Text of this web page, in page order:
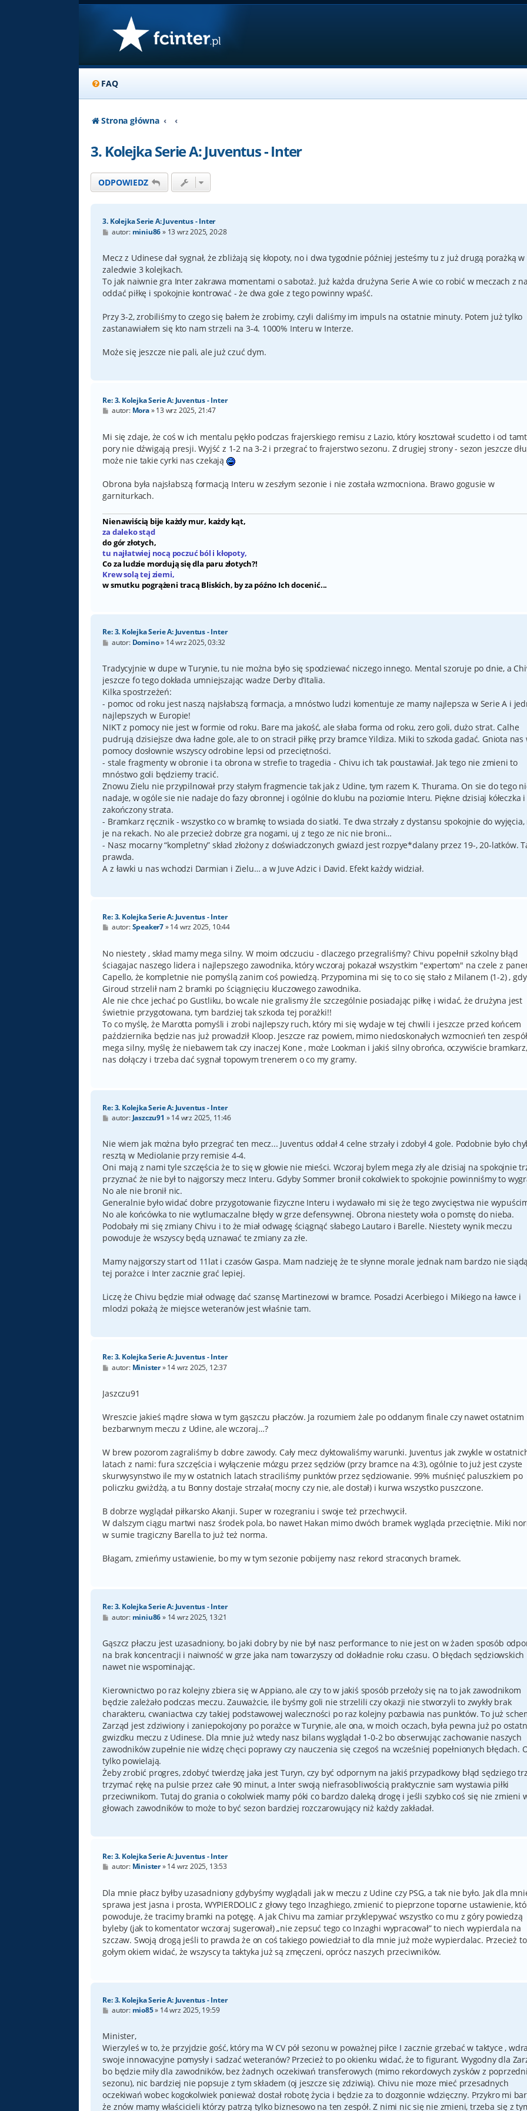
FAQ
Strona główna
3. Kolejka Serie A: Juventus - Inter
ODPOWIEDZ
3. Kolejka Serie A: Juventus - Inter
P
t
autor: miniu86» 13 wrz 2025, 20:28
Mecz z Udinese dał sygnał, że zbliżają się kłopoty, no i dwa tygodnie później jesteśmy tu z już drugą porażką w
zaledwie 3 kolejkach.
To jak naiwnie gra Inter zakrawa momentami o sabotaż. Już każda drużyna Serie A wie co robić w meczach z
oddać piłkę i spokojnie kontrować - że dwa gole z tego powinny wpaść.
Przy 3-2, zrobiliśmy to czego się bałem że zrobimy, czyli daliśmy im impuls na ostatnie minuty. Potem już tylko
zastanawiałem się kto nam strzeli na 3-4. 1000% Interu w Interze.
Może się jeszcze nie pali, ale już czuć dym.
Re: 3. Kolejka Serie A: Juventus - Inter
P
t
autor: Mora»13 wrz 2025, 21:47
Mi się zdaje, że coś w ich mentalu pękło podczas frajerskiego remisu z Lazio, który kosztował scudetto i od
pory nie dźwigają presji. Wyjść z 1-2 na 3-2 i przegrać to frajerstwo sezonu. Z drugiej strony - sezon jeszcze
może nie takie cyrki nas czekają
Obrona była najsłabszą formacją Interu w zeszłym sezonie i nie została wzmocniona. Brawo gogusie w
garniturkach.
Nienawiścią bije każdy mur, każdy kąt,
za daleko stąd
do gór złotych,
tu najłatwiej nocą poczuć ból i kłopoty,
Co za ludzie mordują się dla paru złotych?!
Krew solą tej ziemi,
w smutku pogrążeni tracą Bliskich, by za późno Ich docenić...
Re: 3. Kolejka Serie A: Juventus - Inter
P
t
autor: Domino» 14 wrz 2025, 03:32
Tradycyjnie w dupe w Turynie, tu nie można było się spodziewać niczego innego. Mental szoruje po dnie, a
jeszcze fo tego dokłada umniejszając wadze Derby d’Italia.
Kilka spostrzeżeń:
- pomoc od roku jest naszą najsłabszą formacja, a mnóstwo ludzi komentuje ze mamy najlepsza w Serie A i
najlepszych w Europie!
NIKT z pomocy nie jest w formie od roku. Bare ma jakość, ale słaba forma od roku, zero goli, dużo strat. Calhe
pudrują dzisiejsze dwa ładne gole, ale to on stracił piłkę przy bramce Yildiza. Miki to szkoda gadać. Gniota nas
pomocy dosłownie wszyscy odrobine lepsi od przeciętności.
- stale fragmenty w obronie i ta obrona w strefie to tragedia - Chivu ich tak poustawiał. Jak tego nie zmieni to
mnóstwo goli będziemy tracić.
Znowu Zielu nie przypilnował przy stałym fragmencie tak jak z Udine, tym razem K. Thurama. On sie do tego
nadaje, w ogóle sie nie nadaje do fazy obronnej i ogólnie do klubu na poziomie Interu. Piękne dzisiaj kółeczka
zakończony strata.
- Bramkarz ręcznik - wszystko co w bramkę to wsiada do siatki. Te dwa strzały z dystansu spokojnie do
je na rekach. No ale przecież dobrze gra nogami, uj z tego ze nic nie broni…
- Nasz mocarny “kompletny” skład złożony z doświadczonych gwiazd jest rozpye*dalany przez 19-, 20-latków.
prawda.
A z ławki u nas wchodzi Darmian i Zielu… a w Juve Adzic i David. Efekt każdy widział.
Re: 3. Kolejka Serie A: Juventus - Inter
P
t
autor:Speaker7»14 wrz 2025, 10:44
No niestety , skład mamy mega silny. W moim odczuciu - dlaczego przegraliśmy? Chivu popełnił szkolny błąd
ściagajac naszego lidera i najlepszego zawodnika, który wczoraj pokazał wszystkim "expertom" na czele z
Capello, że kompletnie nie pomyślą zanim coś powiedzą. Przypomina mi się to co się stało z Milanem (1-2) , gdy
Giroud strzelił nam 2 bramki po ściągnięciu kluczowego zawodnika.
Ale nie chce jechać po Gustliku, bo wcale nie gralismy źle szczególnie posiadając piłkę i widać, że drużyna jest
świetnie przygotowana, tym bardziej tak szkoda tej porażki!!
To co myślę, że Marotta pomyśli i zrobi najlepszy ruch, który mi się wydaje w tej chwili i jeszcze przed końcem
października będzie nas już prowadził Kloop. Jeszcze raz powiem, mimo niedoskonałych wzmocnień ten
mega silny, myślę że niebawem tak czy inaczej Kone , może Lookman i jakiś silny obrońca, oczywiście
nas dołączy i trzeba dać sygnał topowym trenerem o co my gramy.
Re: 3. Kolejka Serie A: Juventus - Inter
P
t
autor: Jaszczu91 »14 wrz 2025, 11:46
Nie wiem jak można było przegrać ten mecz... Juventus oddał 4 celne strzały i zdobył 4 gole. Podobnie było
resztą w Mediolanie przy remisie 4-4.
Oni mają z nami tyle szczęścia że to się w głowie nie mieści. Wczoraj bylem mega zły ale dzisiaj na spokojnie
przyznać że nie był to najgorszy mecz Interu. Gdyby Sommer bronił cokolwiek to spokojnie powinniśmy to
No ale nie bronił nic.
Generalnie było widać dobre przygotowanie fizyczne Interu i wydawało mi się że tego zwycięstwa nie
No ale końcówka to nie wytlumaczalne błędy w grze defensywnej. Obrona niestety woła o pomstę do nieba.
Podobały mi się zmiany Chivu i to że miał odwagę ściągnąć słabego Lautaro i Barelle. Niestety wynik meczu
powoduje że wszyscy będą uznawać te zmiany za złe.
Mamy najgorszy start od 11lat i czasów Gaspa. Mam nadzieję że te słynne morale jednak nam bardzo nie
tej porażce i Inter zacznie grać lepiej.
Liczę że Chivu będzie miał odwagę dać szansę Martinezowi w bramce. Posadzi Acerbiego i Mikiego na ławce i
mlodzi pokażą że miejsce weteranów jest właśnie tam.
Re: 3. Kolejka Serie A: Juventus - Inter
P
t
autor: Minister»14 wrz 2025, 12:37
Jaszczu91
Wreszcie jakieś mądre słowa w tym gąszczu płaczów. Ja rozumiem żale po oddanym finale czy nawet ostatnim
bezbarwnym meczu z Udine, ale wczoraj…?
W brew pozorom zagraliśmy b dobre zawody. Cały mecz dyktowaliśmy warunki. Juventus jak zwykle w
latach z nami: fura szczęścia i wyłączenie mózgu przez sędziów (przy bramce na 4:3), ogólnie to już jest czyste
skurwysynstwo ile my w ostatnich latach straciliśmy punktów przez sędziowanie. 99% muśnięć paluszkiem po
policzku gwiżdżą, a tu Bonny dostaje strzała( mocny czy nie, ale dostał) i kurwa wszystko puszczone.
B dobrze wyglądał piłkarsko Akanji. Super w rozegraniu i swoje też przechwycił.
W dalszym ciągu martwi nasz środek pola, bo nawet Hakan mimo dwóch bramek wygląda przeciętnie. Miki
w sumie tragiczny Barella to już też norma.
Błagam, zmieńmy ustawienie, bo my w tym sezonie pobijemy nasz rekord straconych bramek.
Re: 3. Kolejka Serie A: Juventus - Inter
P
t
autor: miniu86» 14 wrz 2025, 13:21
Gąszcz płaczu jest uzasadniony, bo jaki dobry by nie był nasz performance to nie jest on w żaden sposób
na brak koncentracji i naiwność w grze jaka nam towarzyszy od dokładnie roku czasu. O błędach sędziowskich
nawet nie wspominając.
Kierownictwo po raz kolejny zbiera się w Appiano, ale czy to w jakiś sposób przełoży się na to jak zawodnikom
będzie zależało podczas meczu. Zauważcie, ile byśmy goli nie strzelili czy okazji nie stworzyli to zwykły brak
charakteru, cwaniactwa czy takiej podstawowej waleczności po raz kolejny pozbawia nas punktów. To już
Zarząd jest zdziwiony i zaniepokojony po porażce w Turynie, ale ona, w moich oczach, była pewna już po
gwizdku meczu z Udinese. Dla mnie już wtedy nasz bilans wyglądał 1-0-2 bo obserwując zachowanie naszych
zawodników zupełnie nie widzę chęci poprawy czy nauczenia się czegoś na wcześniej popełnionych błędach.
tylko powielają.
Żeby zrobić progres, zdobyć twierdzę jaka jest Turyn, czy być odpornym na jakiś przypadkowy błąd sędziego
trzymać rękę na pulsie przez całe 90 minut, a Inter swoją niefrasobliwością praktycznie sam wystawia piłki
przeciwnikom. Tutaj do grania o cokolwiek mamy póki co bardzo daleką drogę i jeśli szybko coś się nie zmieni
głowach zawodników to może to być sezon bardziej rozczarowujący niż każdy zakładał.
Re: 3. Kolejka Serie A: Juventus - Inter
P
t
autor: Minister»14 wrz 2025, 13:53
Dla mnie płacz byłby uzasadniony gdybyśmy wyglądali jak w meczu z Udine czy PSG, a tak nie było. Jak dla
sprawa jest jasna i prosta, WYPIERDOLIC z głowy tego Inzaghiego, zmienić to pieprzone toporne ustawienie,
powoduje, że tracimy bramki na potęgę. A jak Chivu ma zamiar przyklepywać wszystko co mu z góry powiedzą
byleby (jak to komentator wczoraj sugerował) „nie zepsuć tego co Inzaghi wypracował” to niech wypierdala na
szczaw. Swoją drogą jeśli to prawda że on coś takiego powiedział to dla mnie już może wypierdalac. Przecież to
gołym okiem widać, że wszyscy ta taktyka już są zmęczeni, oprócz naszych przeciwników.
Re: 3. Kolejka Serie A: Juventus - Inter
P
t
autor: mio85» 14 wrz 2025, 19:59
Minister,
Wierzyleś w to, że przyjdzie gość, który ma W CV pół sezonu w poważnej piłce I zacznie grzebać w taktyce ,
swoje innowacyjne pomysły i sadzać weteranów? Przecież to po okienku widać, że to figurant. Wygodny dla
bo będzie miły dla zawodników, bez żadnych oczekiwań transferowych (mimo rekordowych zysków z
sezonu), nic bardziej nie popsuje z tym składem (oj jeszcze się zdziwią). Chivu nie moze mieć przesadnych
oczekiwań wobec kogokolwiek ponieważ dostał robotę życia i będzie za to dozgonnie wdzięczny. Przykro mi
że znów mamy właścicieli którzy patrzą tylko biznesowo na ten zespół. Z nimi nic się nie zmieni, trzeba się z